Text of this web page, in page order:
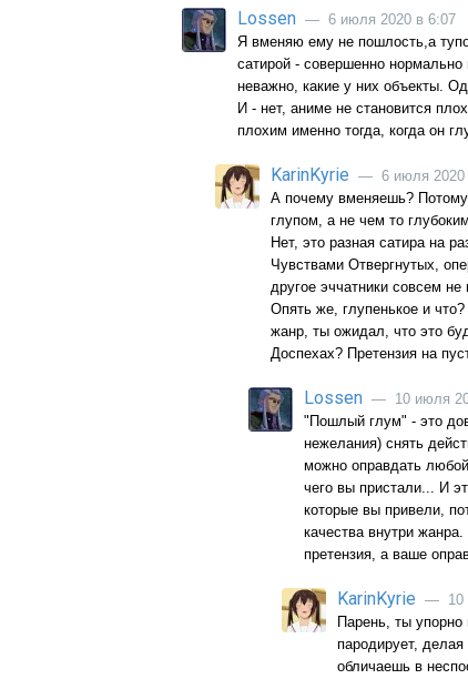
Lossen — 6 июля 2020 в 6:07
Я вменяю ему не пошлость,а
сатирой - совершенно нормально
неважно, какие у них объекты.
И - нет, аниме не становится
плохим именно тогда, когда он
KarinKyrie — 6 июля 2020
А почему вменяешь?
глупом, а не чем то
Нет, это разная сатира на
Чувствами Отвергнутых,
другое эччатники совсем не
Опять же, глупенькое и
жанр, ты ожидал, что это
Доспехах? Претензия на
Lossen — 10 июля
"Пошлый глум" - это
нежелания) снять
можно оправдать
чего вы пристали... И
которые вы привели,
качества внутри
претензия, а ваше
KarinKyrie — 10
Парень, ты упорно
пародирует, делая
обличаешь в